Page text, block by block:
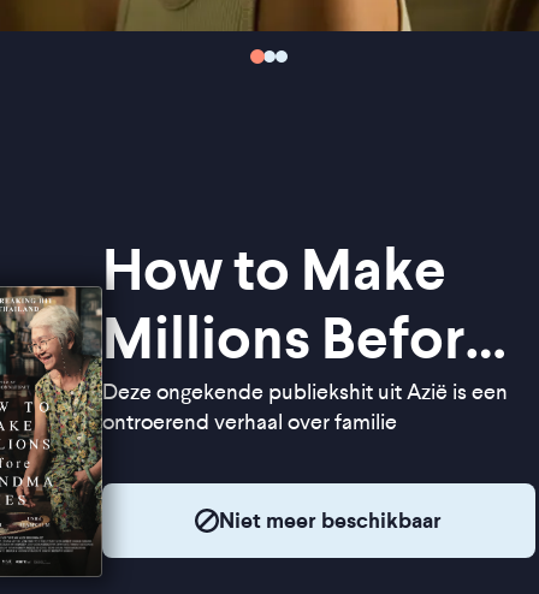
How to Make
Millions Before
Grandma Dies
Deze ongekende publiekshit uit Azië is een
ontroerend verhaal over familie
Niet meer beschikbaar